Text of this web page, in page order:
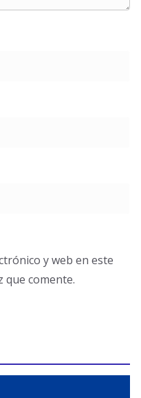
y web en este
que comente.